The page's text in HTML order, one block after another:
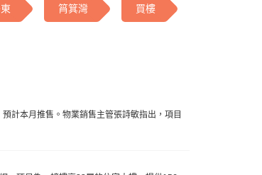
筲箕灣 買樓
計本月推售。物業銷售主管張詩敏指出，項目